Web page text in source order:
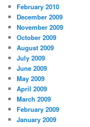
February 2010
December 2009
November 2009
October 2009
August 2009
July 2009
June 2009
May 2009
April 2009
March 2009
February 2009
January 2009